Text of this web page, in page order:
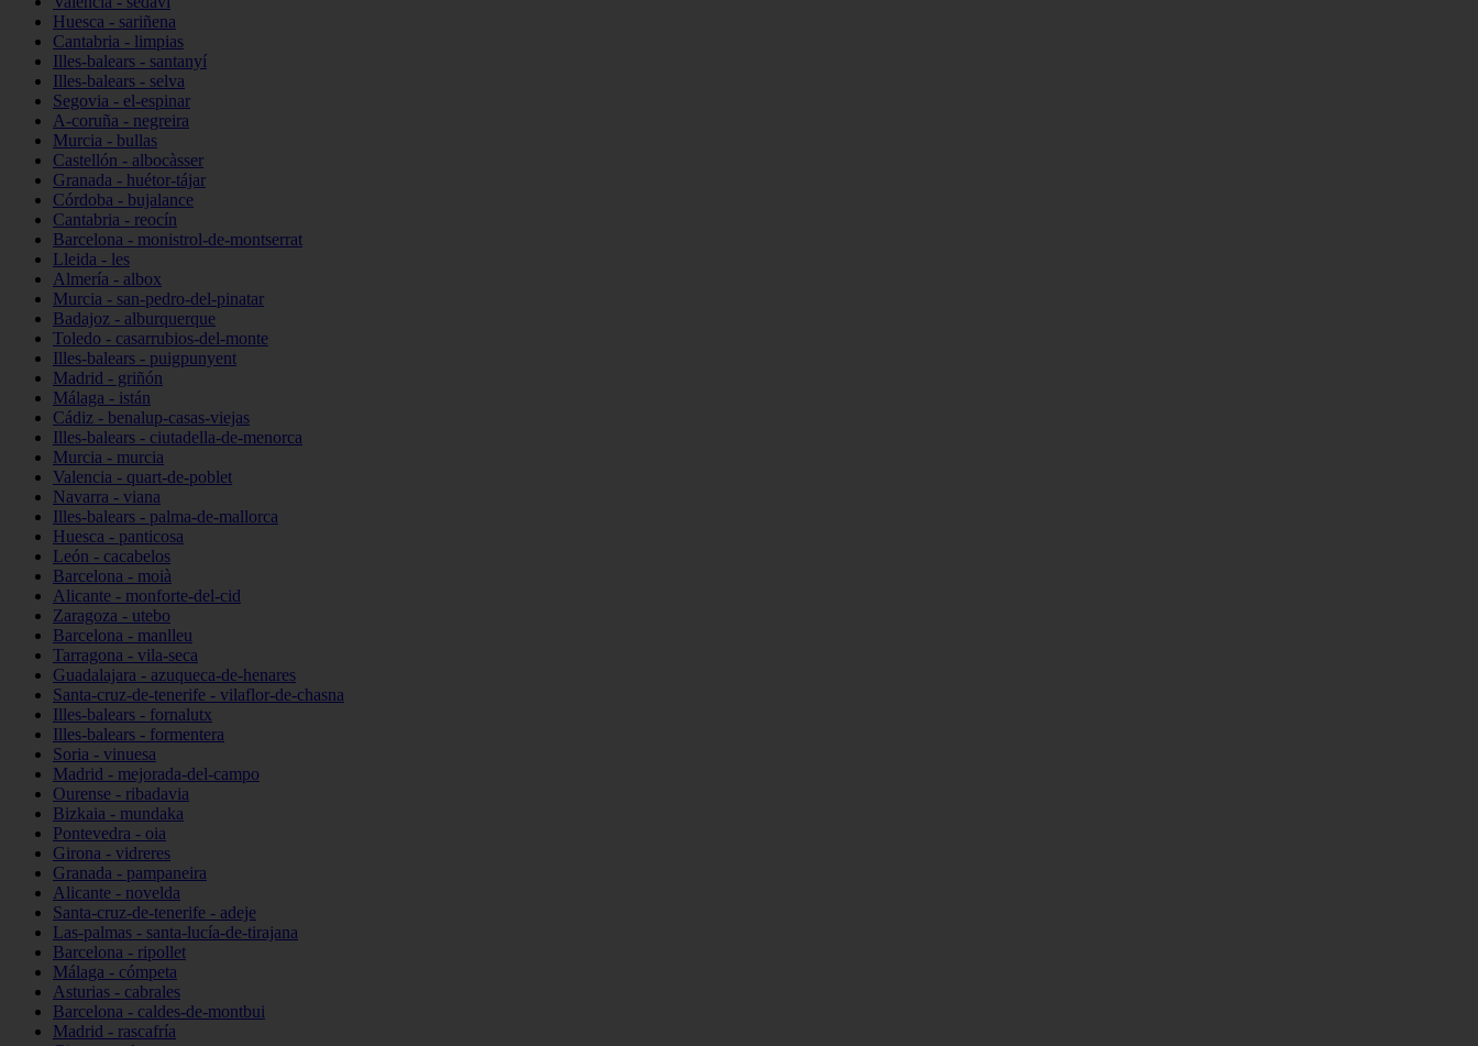
Huesca - sariñena
Cantabria - limpias
Illes-balears - santanyí
Illes-balears - selva
Segovia - el-espinar
A-coruña - negreira
Murcia - bullas
Castellón - albocàsser
Granada - huétor-tájar
Córdoba - bujalance
Cantabria - reocín
Barcelona - monistrol-de-montserrat
Lleida - les
Almería - albox
Murcia - san-pedro-del-pinatar
Badajoz - alburquerque
Toledo - casarrubios-del-monte
Illes-balears - puigpunyent
Madrid - griñón
Málaga - istán
Cádiz - benalup-casas-viejas
Illes-balears - ciutadella-de-menorca
Murcia - murcia
Valencia - quart-de-poblet
Navarra - viana
Illes-balears - palma-de-mallorca
Huesca - panticosa
León - cacabelos
Barcelona - moià
Alicante - monforte-del-cid
Zaragoza - utebo
Barcelona - manlleu
Tarragona - vila-seca
Guadalajara - azuqueca-de-henares
Santa-cruz-de-tenerife - vilaflor-de-chasna
Illes-balears - fornalutx
Illes-balears - formentera
Soria - vinuesa
Madrid - mejorada-del-campo
Ourense - ribadavia
Bizkaia - mundaka
Pontevedra - oia
Girona - vidreres
Granada - pampaneira
Alicante - novelda
Santa-cruz-de-tenerife - adeje
Las-palmas - santa-lucía-de-tirajana
Barcelona - ripollet
Málaga - cómpeta
Asturias - cabrales
Barcelona - caldes-de-montbui
Madrid - rascafría